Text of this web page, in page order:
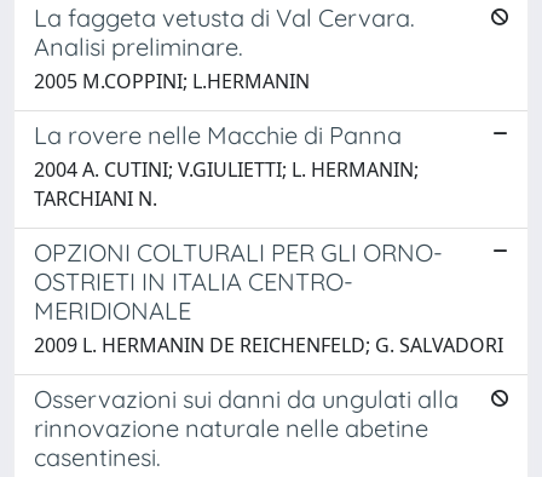
La faggeta vetusta di Val Cervara.
Analisi preliminare.
2005 M.COPPINI; L.HERMANIN
La rovere nelle Macchie di Panna
2004 A. CUTINI; V.GIULIETTI; L. HERMANIN;
TARCHIANI N.
OPZIONI COLTURALI PER GLI ORNO-
OSTRIETI IN ITALIA CENTRO-
MERIDIONALE
2009 L. HERMANIN DE REICHENFELD; G. SALVADORI
Osservazioni sui danni da ungulati alla
rinnovazione naturale nelle abetine
casentinesi.